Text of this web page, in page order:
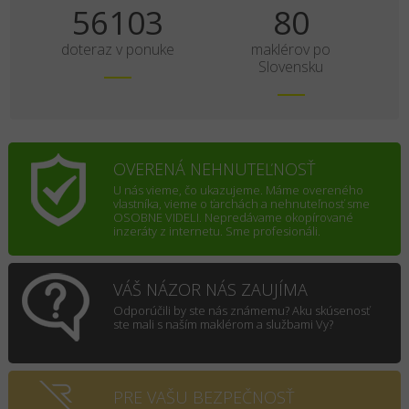
70129
doteraz v ponuke
100
maklérov po
Slovensku
OVERENÁ NEHNUTEĽNOSŤ
U nás vieme, čo ukazujeme. Máme overeného
vlastníka, vieme o ťarchách a nehnuteľnosť sme
OSOBNE VIDELI. Nepredávame okopírované
inzeráty z internetu. Sme profesionáli.
VÁŠ NÁZOR NÁS ZAUJÍMA
Odporúčili by ste nás známemu? Aku skúsenosť
ste mali s naším maklérom a službami Vy?
PRE VAŠU BEZPEČNOSŤ